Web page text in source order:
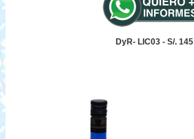
DyR- LIC03 - S/. 145